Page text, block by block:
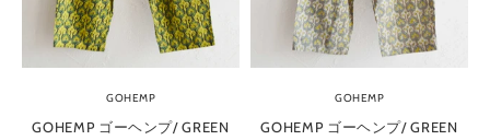
GOHEMP
GOHEMP ゴーヘンプ/ GREEN
GOHEMP
GOHEMP ゴーヘンプ/ GREEN